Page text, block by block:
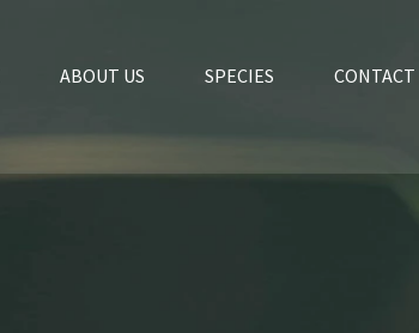
ABOUT US SPECIES CONTACT